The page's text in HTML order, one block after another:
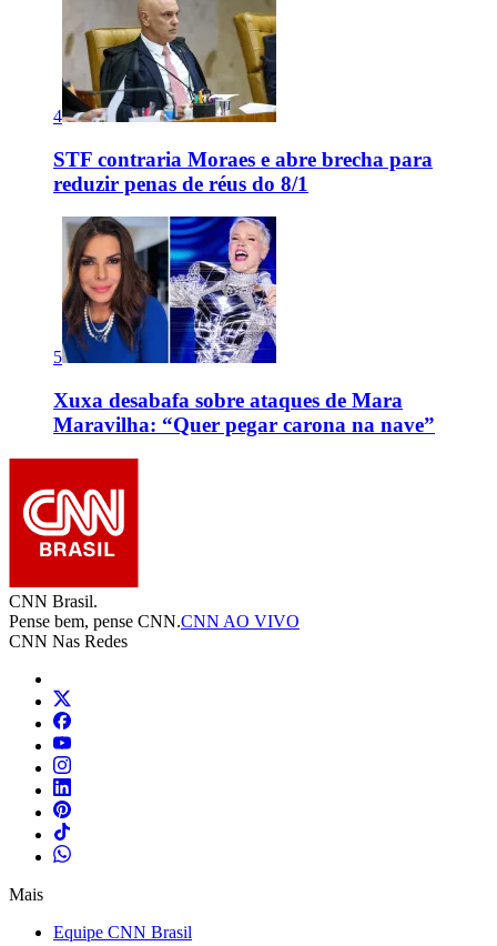
4
STF contraria Moraes e abre brecha para
reduzir penas de réus do 8/1
5
Xuxa desabafa sobre ataques de Mara
Maravilha: “Quer pegar carona na nave”
CNN Brasil.
Pense bem, pense CNN.CNN AO VIVO
CNN Nas Redes
Mais
Equipe CNN Brasil